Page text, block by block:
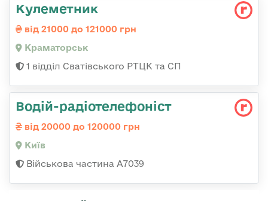
Кулеметник
від 21000 до 121000 грн
Краматорськ
1 відділ Сватівського РТЦК та СП
Водій-радіотелефоніст
від 20000 до 120000 грн
Київ
Військова частина А7039